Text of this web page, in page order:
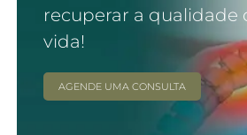
recuperar a qualidade
vida!
AGENDE UMA CONSULTA